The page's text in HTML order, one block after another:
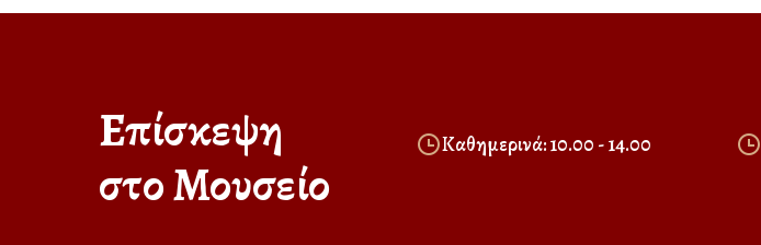
Επίσκεψη
στο Μουσείο
Καθημερινά: 10.00 - 14.00